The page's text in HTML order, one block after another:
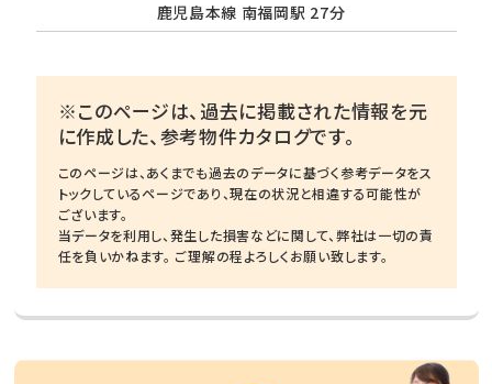
鹿児島本線 南福岡駅 27分
※このページは、過去に掲載された情報を元
に作成した、参考物件カタログです。
このページは、あくまでも過去のデータに基づく参考データをス
トックしているページであり、現在の状況と相違する可能性が
ございます。
当データを利用し、発生した損害などに関して、弊社は一切の責
任を負いかねます。 ご理解の程よろしくお願い致します。